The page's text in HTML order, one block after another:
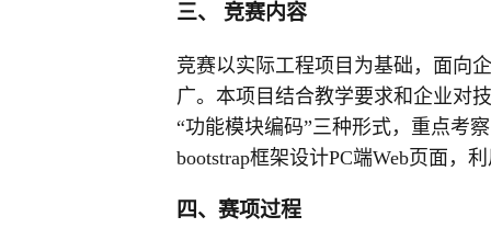
三、 竞赛内容
竞赛以实际工程项目为基础，面向
广。本项目结合教学要求和企业对
“功能模块编码”三种形式，重点考
bootstrap框架设计PC端Web页面，
四、赛项过程